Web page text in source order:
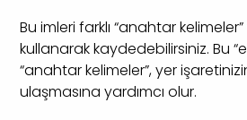
Bu imleri farklı “anahtar
kullanarak kaydedebilirsiniz. Bu
“anahtar kelimeler”, yer
ulaşmasına yardımcı olur.